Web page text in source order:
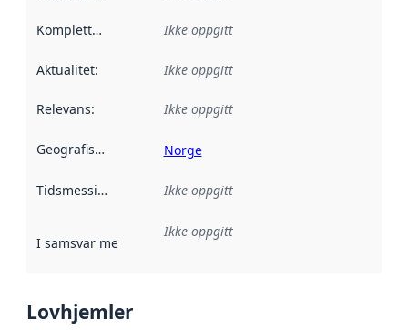
Kompletthet Ikke oppgitt
Aktualitet: Ikke oppgitt
Relevans: Ikke oppgitt
Geografisk avgrensning :
Norge
Tidsmessig avgrensning :
Ikke oppgitt
I samsvar med Referanse til en implementasjonsregel
Ikke oppgitt
Lovhjemler